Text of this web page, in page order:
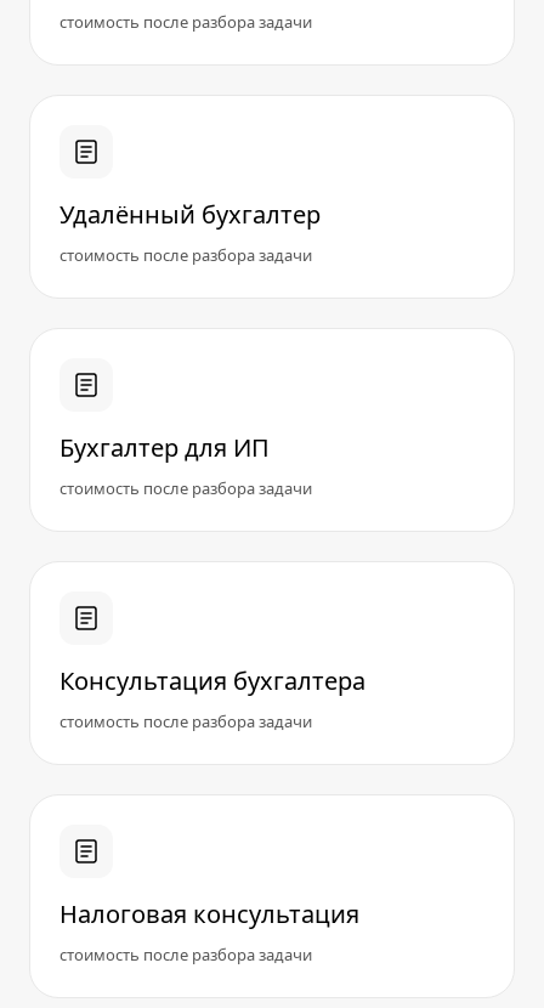
стоимость после разбора задачи
Удалённый бухгалтер
стоимость после разбора задачи
Бухгалтер для ИП
стоимость после разбора задачи
Консультация бухгалтера
стоимость после разбора задачи
Налоговая консультация
стоимость после разбора задачи